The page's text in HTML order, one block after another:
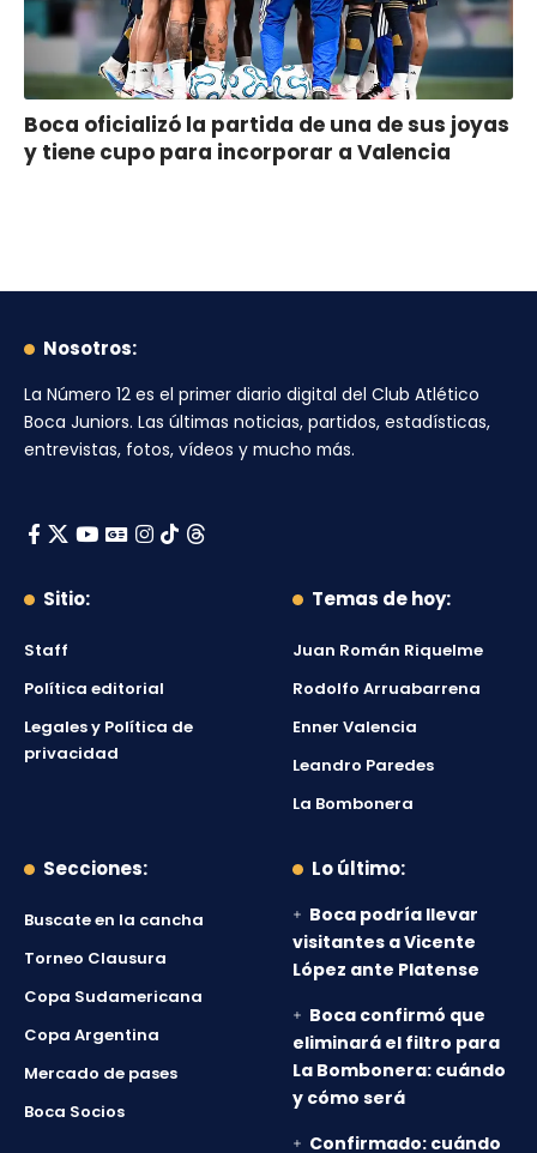
Boca oficializó la partida de una de sus joyas
y tiene cupo para incorporar a Valencia
Nosotros:
La Número 12 es el primer diario digital del Club Atlético
Boca Juniors. Las últimas noticias, partidos, estadísticas,
entrevistas, fotos, vídeos y mucho más.
Sitio:
Staff
Política editorial
Legales y Política de
privacidad
Temas de hoy:
Juan Román Riquelme
Rodolfo Arruabarrena
Enner Valencia
Leandro Paredes
La Bombonera
Secciones:
Buscate en la cancha
Torneo Clausura
Copa Sudamericana
Copa Argentina
Mercado de pases
Boca Socios
Lo último:
Boca podría llevar
visitantes a Vicente
López ante Platense
Boca confirmó que
eliminará el filtro para
La Bombonera: cuándo
y cómo será
Confirmado: cuándo